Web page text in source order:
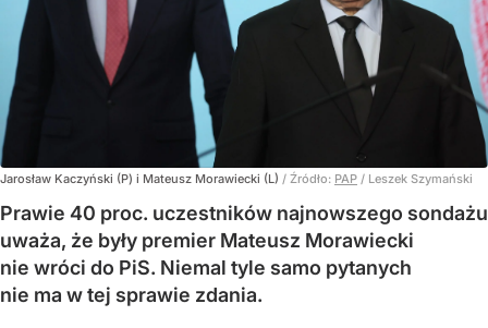
Jarosław Kaczyński (P) i Mateusz Morawiecki (L) / Źródło: PAP / Leszek Szymański
Prawie 40 proc. uczestników najnowszego sondażu
uważa, że były premier Mateusz Morawiecki
nie wróci do PiS. Niemal tyle samo pytanych
nie ma w tej sprawie zdania.